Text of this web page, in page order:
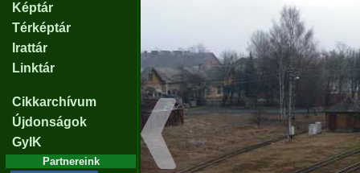
Képtár
Térképtár
Irattár
Linktár
Cikkarchívum
Újdonságok
GyIK
Partnereink